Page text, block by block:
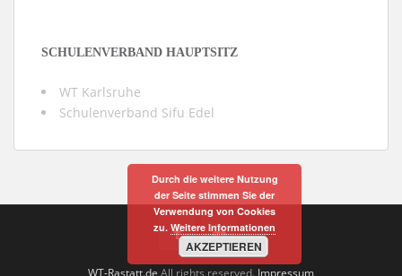
SCHULENVERBAND HAUPTSITZ
WT Karlsruhe
Schulenverband Sifu Edel
WT-Rastatt.de All rights reserved. Impressum
Durch die weitere Nutzung
der Seite stimmen Sie der
Verwendung von Cookies
zu. Weitere Informationen
AKZEPTIEREN